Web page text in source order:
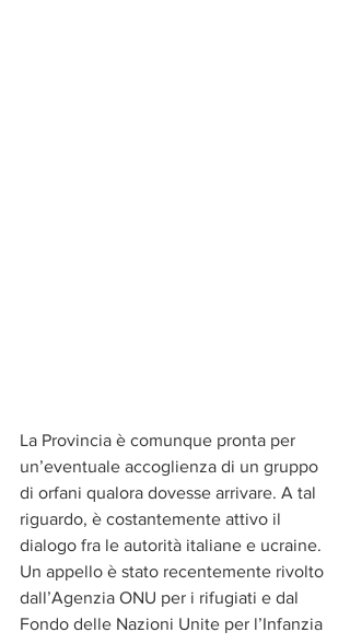
La Provincia è comunque pronta per
un’eventuale accoglienza di un gruppo
di orfani qualora dovesse arrivare. A tal
riguardo, è costantemente attivo il
dialogo fra le autorità italiane e ucraine.
Un appello è stato recentemente rivolto
dall’Agenzia ONU per i rifugiati e dal
Fondo delle Nazioni Unite per l’Infanzia